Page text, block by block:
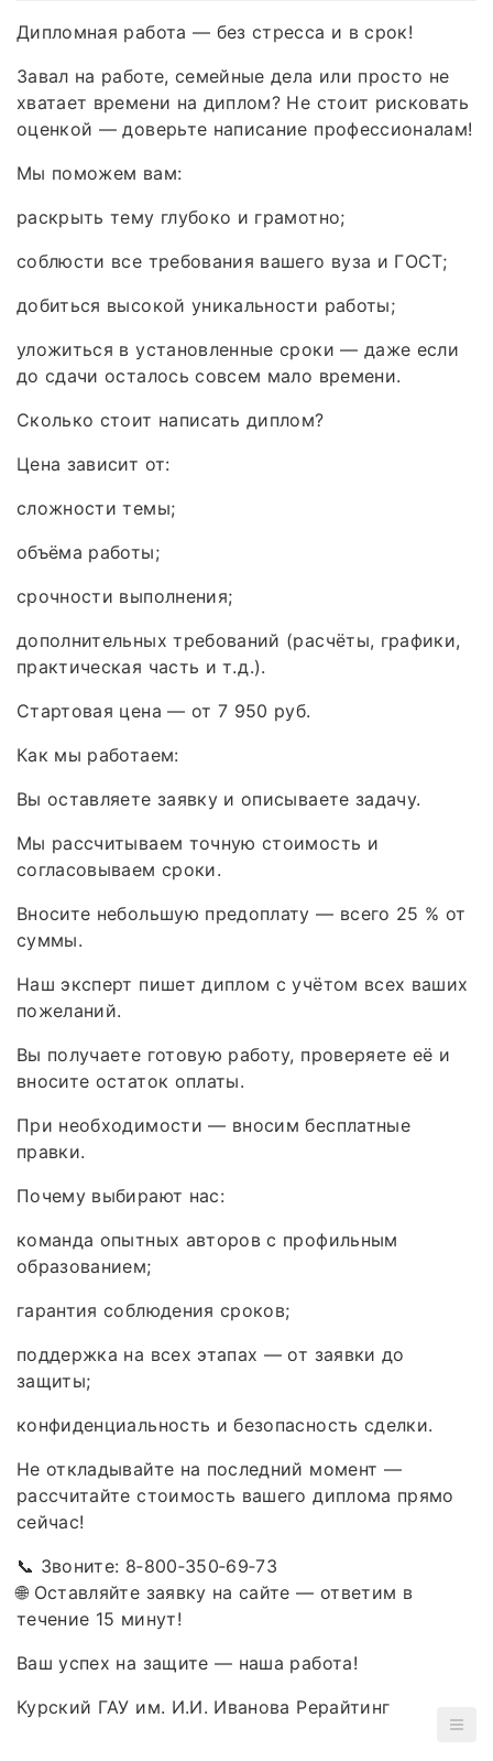
Дипломная работа — без стресса и в срок!
Завал на работе, семейные дела или просто не
хватает времени на диплом? Не стоит рисковать
оценкой — доверьте написание профессионалам!
Мы поможем вам:
раскрыть тему глубоко и грамотно;
соблюсти все требования вашего вуза и ГОСТ;
добиться высокой уникальности работы;
уложиться в установленные сроки — даже если
до сдачи осталось совсем мало времени.
Сколько стоит написать диплом?
Цена зависит от:
сложности темы;
объёма работы;
срочности выполнения;
дополнительных требований (расчёты, графики,
практическая часть и т. д.).
Стартовая цена — от 7 950 руб.
Как мы работаем:
Вы оставляете заявку и описываете задачу.
Мы рассчитываем точную стоимость и
согласовываем сроки.
Вносите небольшую предоплату — всего 25 % от
суммы.
Наш эксперт пишет диплом с учётом всех ваших
пожеланий.
Вы получаете готовую работу, проверяете её и
вносите остаток оплаты.
При необходимости — вносим бесплатные
правки.
Почему выбирают нас:
команда опытных авторов с профильным
образованием;
гарантия соблюдения сроков;
поддержка на всех этапах — от заявки до
защиты;
конфиденциальность и безопасность сделки.
Не откладывайте на последний момент —
рассчитайте стоимость вашего диплома прямо
сейчас!
📞 Звоните: 8‑800‑350‑69‑73
🌐 Оставляйте заявку на сайте — ответим в
течение 15 минут!
Ваш успех на защите — наша работа!
Курский ГАУ им. И.И. Иванова Рерайтинг